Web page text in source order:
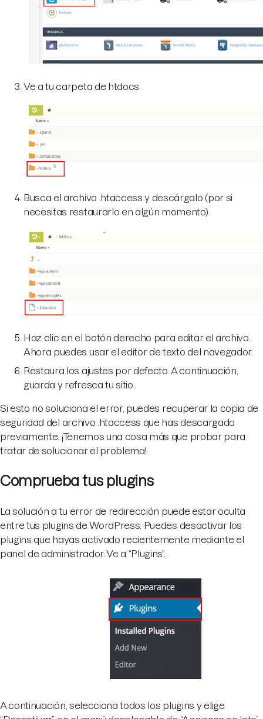
Ve a tu carpeta de htdocs
Busca el archivo .htaccess y descárgalo (por si
necesitas restaurarlo en algún momento).
Haz clic en el botón derecho para editar el archivo.
Ahora puedes usar el editor de texto del navegador.
Restaura los ajustes por defecto. A continuación,
guarda y refresca tu sitio.
Si esto no soluciona el error, puedes recuperar la copia de
seguridad del archivo .htaccess que has descargado
previamente. ¡Tenemos una cosa más que probar para
tratar de solucionar el problema!
Comprueba tus plugins
La solución a tu error de redirección puede estar oculta
entre tus plugins de WordPress. Puedes desactivar los
plugins que hayas activado recientemente mediante el
panel de administrador. Ve a “Plugins”.
A continuación, selecciona todos los plugins y elige